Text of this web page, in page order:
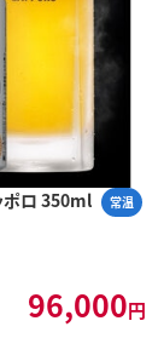
ポロ 350ml 常温
96,000円